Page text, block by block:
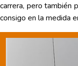
carrera, pero también
consigo en la medida